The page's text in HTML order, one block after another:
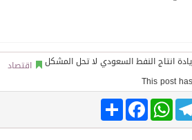
اقتصاد
Share
FacebookWhatsApp